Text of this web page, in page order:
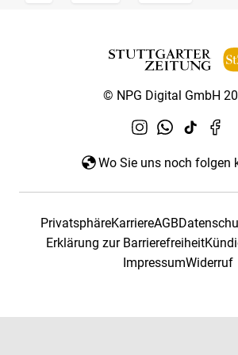
© NPG Digital GmbH
Wo Sie uns noch folgen
PrivatsphäreKarriereAGB
Erklärung zur Barrierefreiheit
ImpressumWiderruf